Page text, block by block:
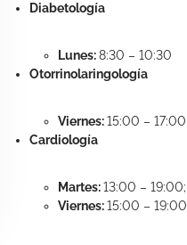
Diabetología
Lunes:8:30 – 10:30
Otorrinolaringología
Viernes:15:00 – 17:00
Cardiología
Martes:13:00 – 19:00;
Viernes:15:00 – 19:00